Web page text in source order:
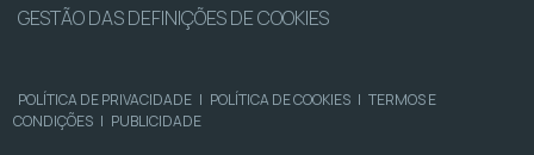
GESTÃO DAS DEFINIÇÕES DE COOKIES
POLÍTICA DE PRIVACIDADE | POLÍTICA DE COOKIES | TERMOS E
CONDIÇÕES | PUBLICIDADE